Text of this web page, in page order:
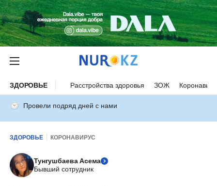
ЗДОРОВЬЕ Расстройства здоровья ЗОЖ
Провели подряд дней с нами
ЗДОРОВЬЕ КОРОНАВИРУС
Тунгушбаева Асема
Бывший сотрудник